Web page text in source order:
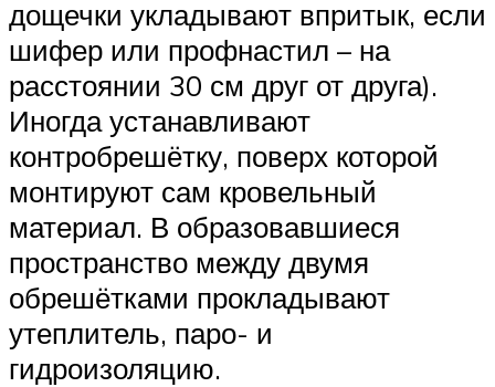
дощечки укладывают впритык, если
шифер или профнастил – на
расстоянии 30 см друг от друга).
Иногда устанавливают
контробрешётку, поверх которой
монтируют сам кровельный
материал. В образовавшиеся
пространство между двумя
обрешётками прокладывают
утеплитель, паро- и
гидроизоляцию.